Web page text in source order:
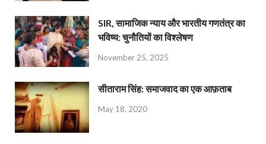
SIR, सामाजिक न्याय और भारतीय गणतंत्र का
भविष्य: चुनौतियों का विश्लेषण
November 25, 2025
सीताराम सिंह: समाजवाद का एक आफ़ताब
May 18, 2020